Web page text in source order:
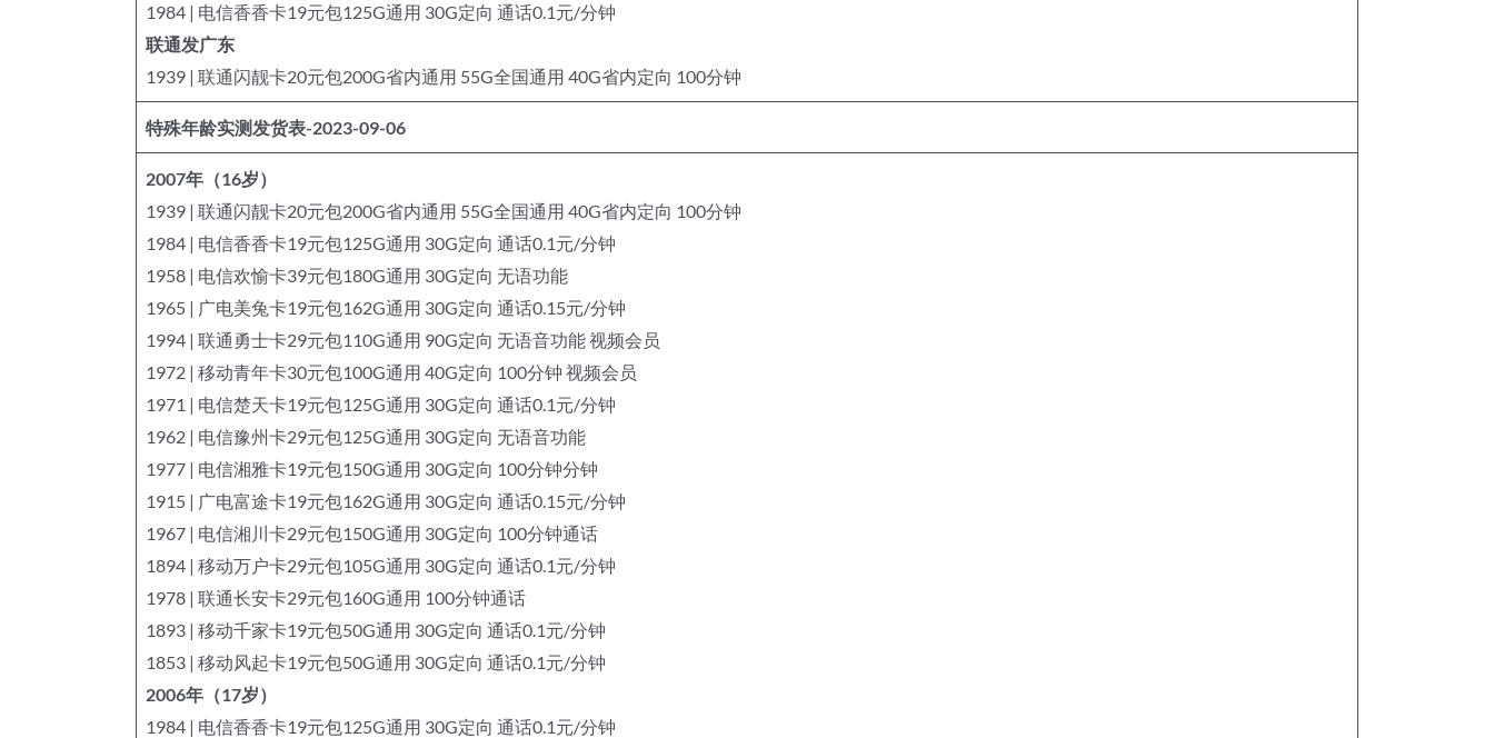
1984 | 电信香香卡19元包125G通用 30G定向 通话0.1元/分钟
联通发广东
1939 | 联通闪靓卡20元包200G省内通用 55G全国通用 40G省内定向 100分钟
特殊年龄实测发货表-2023-09-06
2007年（16岁）
1939 | 联通闪靓卡20元包200G省内通用 55G全国通用 40G省内定向 100分钟
1984 | 电信香香卡19元包125G通用 30G定向 通话0.1元/分钟
1958 | 电信欢愉卡39元包180G通用 30G定向 无语功能
1965 | 广电美兔卡19元包162G通用 30G定向 通话0.15元/分钟
1994 | 联通勇士卡29元包110G通用 90G定向 无语音功能 视频会员
1972 | 移动青年卡30元包100G通用 40G定向 100分钟 视频会员
1971 | 电信楚天卡19元包125G通用 30G定向 通话0.1元/分钟
1962 | 电信豫州卡29元包125G通用 30G定向 无语音功能
1977 | 电信湘雅卡19元包150G通用 30G定向 100分钟分钟
1915 | 广电富途卡19元包162G通用 30G定向 通话0.15元/分钟
1967 | 电信湘川卡29元包150G通用 30G定向 100分钟通话
1894 | 移动万户卡29元包105G通用 30G定向 通话0.1元/分钟
1978 | 联通长安卡29元包160G通用 100分钟通话
1893 | 移动千家卡19元包50G通用 30G定向 通话0.1元/分钟
1853 | 移动风起卡19元包50G通用 30G定向 通话0.1元/分钟
2006年（17岁）
1984 | 电信香香卡19元包125G通用 30G定向 通话0.1元/分钟